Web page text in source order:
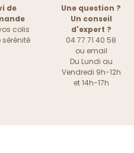
de
colis
sérénité
Une question ?
Un conseil
d'expert ?
04 77 71 40 58
ou email
Du Lundi au
Vendredi 9h-12h
et 14h-17h